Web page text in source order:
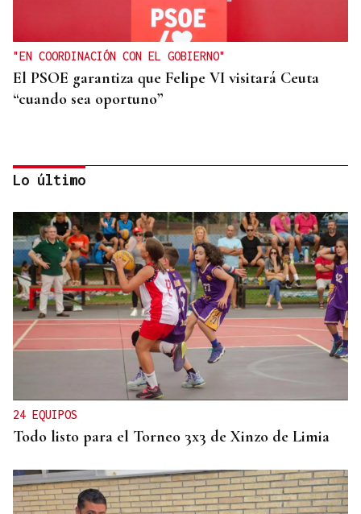
"EN COORDINACIÓN CON EL GOBIERNO"
El PSOE garantiza que Felipe VI visitará Ceuta
“cuando sea oportuno”
FIESTAS DE SAGUNT
Denuncian el logo sexista de una peña taurina de
Valencia con un toro "sometiendo sexualmente a
una mujer"
Lo último
24 EQUIPOS
Todo listo para el Torneo 3x3 de Xinzo de Limia